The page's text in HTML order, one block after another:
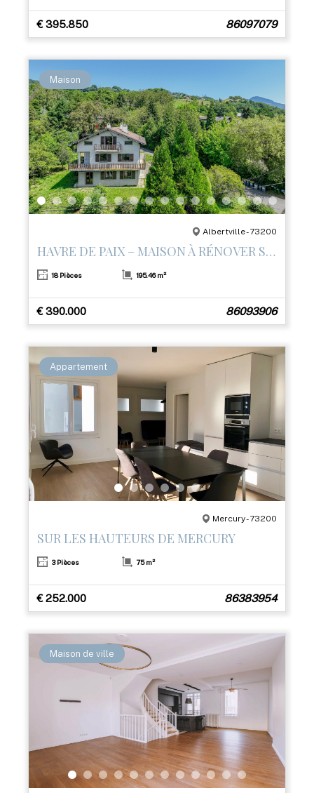
€ 395.850 86097079
Maison
Albertville - 73200
HAVRE DE PAIX – MAISON À RÉNOVER SUR LES HAUTEURS D’ALBERTVILLE
18 Pièces 195.46 m²
€ 390.000 86093906
Appartement
Mercury - 73200
SUR LES HAUTEURS DE MERCURY
3 Pièces 75 m²
€ 252.000 86383954
Maison de ville